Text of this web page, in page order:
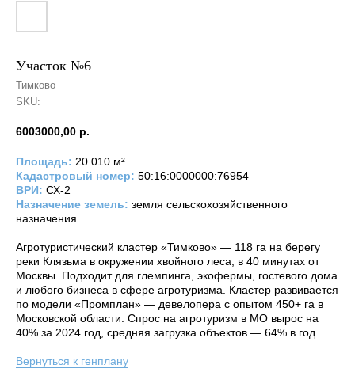
Участок №6
Тимково
SKU:
6003000,00 р.
Площадь: 20 010 м²
Кадастровый номер: 50:16:0000000:76954
ВРИ: СХ-2
Назначение земель: земля сельскохозяйственного
назначения
Агротуристический кластер «Тимково» — 118 га на берегу
реки Клязьма в окружении хвойного леса, в 40 минутах от
Москвы. Подходит для глемпинга, экофермы, гостевого дома
и любого бизнеса в сфере агротуризма. Кластер развивается
по модели «Промплан» — девелопера с опытом 450+ га в
Московской области. Спрос на агротуризм в МО вырос на
40% за 2024 год, средняя загрузка объектов — 64% в год.
Вернуться к генплану